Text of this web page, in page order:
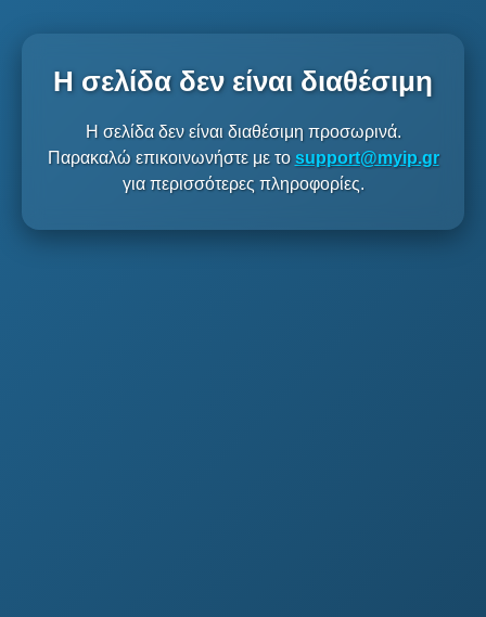
Η σελίδα δεν είναι διαθέσιμη
Η σελίδα δεν είναι διαθέσιμη προσωρινά.
Παρακαλώ επικοινωνήστε με το support@myip.gr
για περισσότερες πληροφορίες.